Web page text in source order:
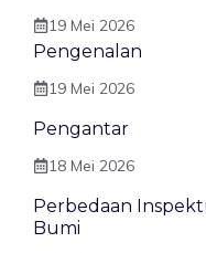
19 Mei 2026
Pengenalan
19 Mei 2026
Pengantar
18 Mei 2026
Perbedaan
Bumi